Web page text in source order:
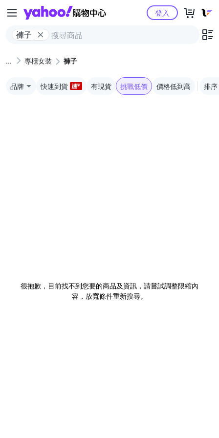
Yahoo購物中心
褲子
登入
專櫃女裝 褲子
品牌 快速到貨 有現貨 挑戰低價 價格低到高 排序
很抱歉，目前找不到您要的商品及資訊，請嘗試調整限縮內
容，放寬條件重新搜尋。